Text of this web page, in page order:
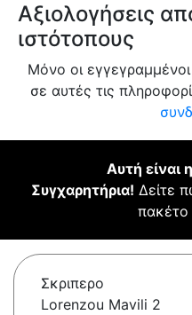
Αξιολογήσεις
ιστότοπους
Μόνο οι
σε αυτές τις
Αυτή είναι
Συγχαρητήρια! Δείτε
πακέτο
Σκριπερο
Lorenzou Mavili 2